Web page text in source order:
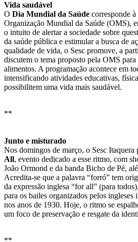
Vida saudável
O Dia Mundial da Saúde corresponde
Organização Mundial da Saúde (OMS),
o intuito de alertar a sociedade sobre
da saúde pública e estimular a busca de
qualidade de vida, o Sesc promove, a
discutem o tema proposto pela OMS para
alimentos. A programação acontece em
intensificando atividades educativas,
possibilitem uma vida mais saudável.
**
Junto e misturado
Nos domingos de março, o Sesc Itaquera
All, evento dedicado a esse ritmo, com
João Ormond e da banda Bicho de Pé,
Acredita-se que a palavra “forró” tem
da expressão inglesa “for all” (para
para os bailes organizados pelos ingleses
nos anos de 1930. Hoje, o ritmo se
um foco de preservação e resgate da
**